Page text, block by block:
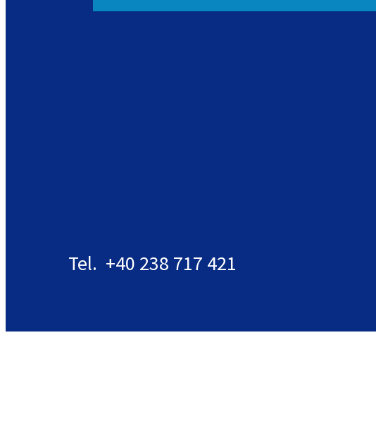
Tel. +40 238 717 421